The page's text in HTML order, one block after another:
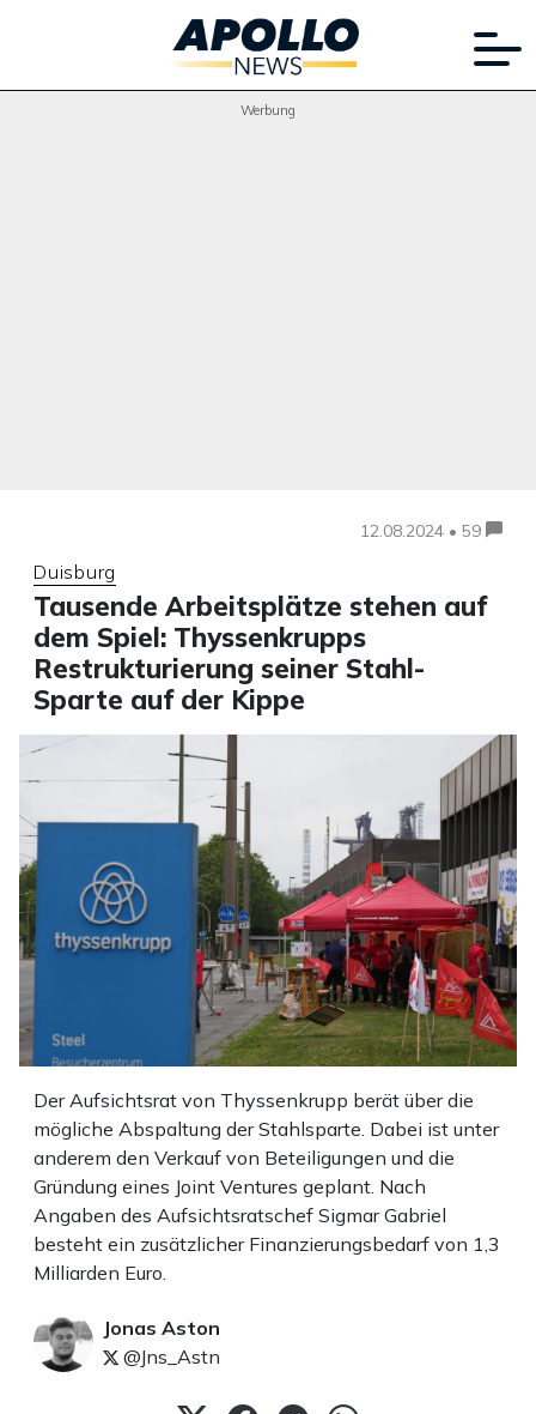
Werbung
12.08.2024 • 59
Duisburg
Tausende Arbeitsplätze stehen auf
dem Spiel: Thyssenkrupps
Restrukturierung seiner Stahl-
Sparte auf der Kippe
Der Aufsichtsrat von Thyssenkrupp berät über die
mögliche Abspaltung der Stahlsparte. Dabei ist unter
anderem den Verkauf von Beteiligungen und die
Gründung eines Joint Ventures geplant. Nach
Angaben des Aufsichtsratschef Sigmar Gabriel
besteht ein zusätzlicher Finanzierungsbedarf von 1,3
Milliarden Euro.
Jonas Aston
@Jns_Astn